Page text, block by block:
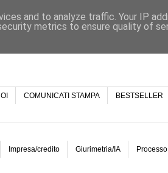
COMUNICATI STAMPA BESTSELLER
Impresa/credito Giurimetria/IA
and to analyze traffic. Your IP
metrics to ensure quality of